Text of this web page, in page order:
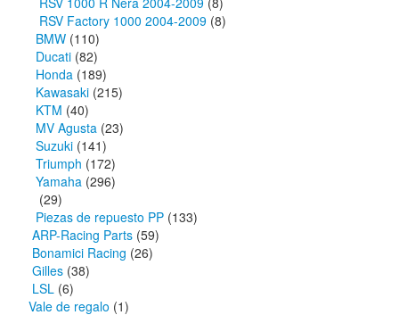
RSV Factory 1000 2004-2009 (8)
BMW (110)
Ducati (82)
Honda (189)
Kawasaki (215)
KTM (40)
MV Agusta (23)
Suzuki (141)
Triumph (172)
Yamaha (296)
(29)
Piezas de repuesto PP (133)
ARP-Racing Parts (59)
Bonamici Racing (26)
Gilles (38)
LSL (6)
Vale de regalo (1)